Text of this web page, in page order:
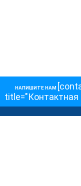
НАПИШИТЕ НАМ
title="Контактная